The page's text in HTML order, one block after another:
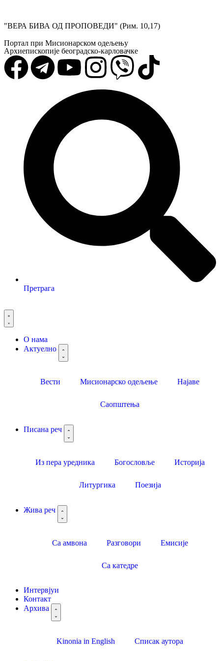
"ВЕРА БИВА ОД ПРОПОВЕДИ" (Рим. 10,17)
Портал при Мисионарском одељењу
Архиепископије београдско-карловачке
Претрага
О нама
Актуелно
Вести Мисионарско одељење Најаве
Саопштења
Писана реч
Из пера уредника Богословље Историја
Литургика Поезија
Жива реч
Са амвона Разговори Емисије
Са катедре
Интервјуи
Контакт
Архива
Kinonia in English Списак аутора